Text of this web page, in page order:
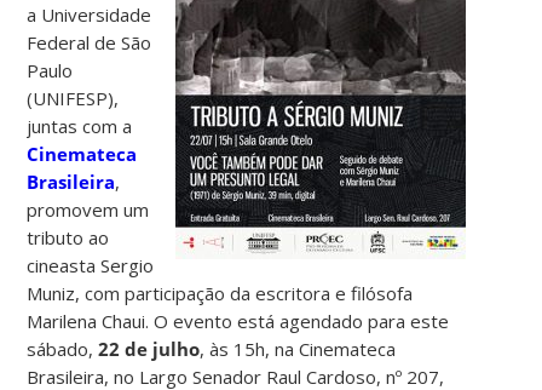
a Universidade
Federal de São
Paulo
(UNIFESP),
juntas com a
Cinemateca
Brasileira,
promovem um
tributo ao
cineasta Sergio
Muniz, com participação da escritora e filósofa
Marilena Chaui. O evento está agendado para este
sábado,22 de julho, às 15h, na Cinemateca
Brasileira, no Largo Senador Raul Cardoso, nº 207,